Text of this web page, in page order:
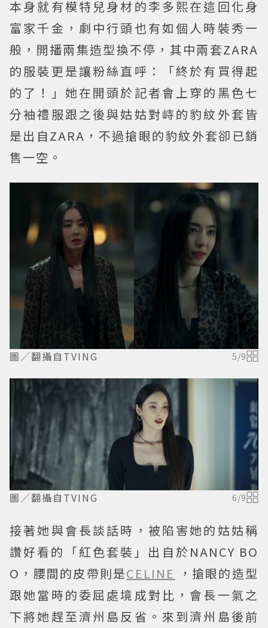
本身就有模特兒身材的李多熙在這回化身
富家千金，劇中行頭也有如個人時裝秀一
般，開播兩集造型換不停，其中兩套ZARA
的服裝更是讓粉絲直呼：「終於有買得起
的了！」她在開頭於記者會上穿的黑色七
分袖禮服跟之後與姑姑對峙的豹紋外套皆
是出自ZARA，不過搶眼的豹紋外套卻已銷
售一空。
圖／翻攝自TVING 5/9
圖／翻攝自TVING 6/9
接著她與會長談話時，被陷害她的姑姑稱
讚好看的「紅色套裝」出自於NANCY BO
O，腰間的皮帶則是CELINE
，搶眼的造型
跟她當時的委屈處境成對比，會長一氣之
下將她趕至濟州島反省。來到濟州島後前